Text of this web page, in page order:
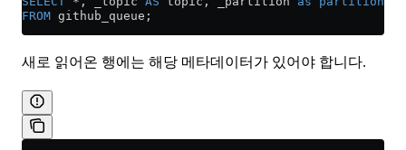
FROM github_queue;
새로 읽어온 행에는 해당 메타데이터가 있어야 합니다.